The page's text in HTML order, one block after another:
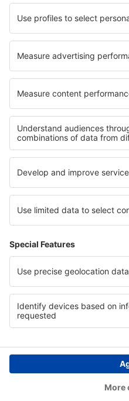
Hotels in Straelen Hotels
Hotels in Greding
Die besten Hotels - Regionen
Hotels in Val-Cenis Hotels
Hotels in Provence-Alpes-Côte
Hotels in Burgund Hotels
Hotels auf Prinz-Edward-Insel
Hotels in Kantabrien
Copyright ©